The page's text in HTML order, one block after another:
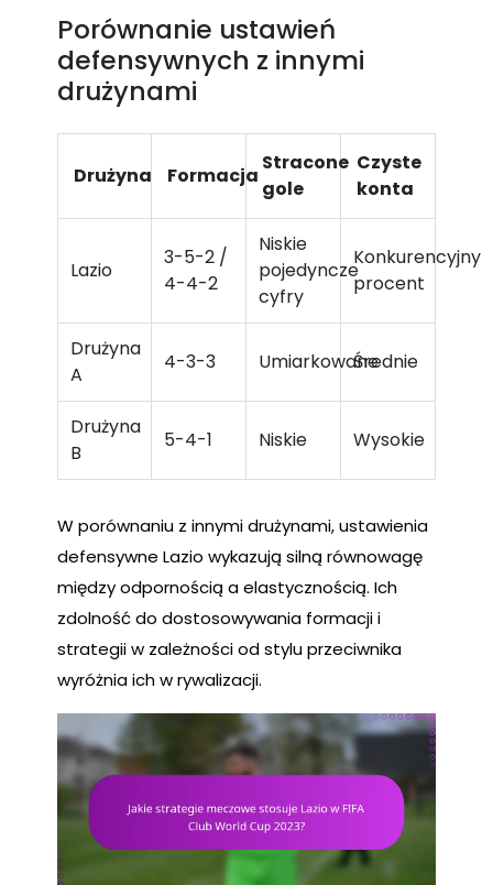
Porównanie ustawień
defensywnych z innymi
drużynami
Drużyna Formacja
Stracone
gole
Czyste
konta
Lazio
3-5-2 /
4-4-2
Niskie
pojedyncze
cyfry
Konkurencyjny
procent
Drużyna
A
4-3-3 UmiarkowaneŚrednie
Drużyna
B
5-4-1 Niskie Wysokie
W porównaniu z innymi drużynami, ustawienia
defensywne Lazio wykazują silną równowagę
między odpornością a elastycznością. Ich
zdolność do dostosowywania formacji i
strategii w zależności od stylu przeciwnika
wyróżnia ich w rywalizacji.